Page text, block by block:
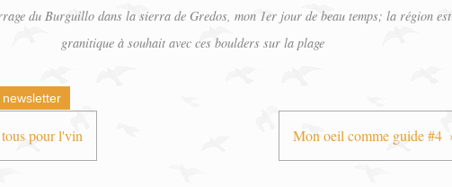
du Burguillo dans la sierra de Gredos, mon 1er jour de beau temps; la région est
granitique à souhait avec ces boulders sur la plage
pour l'vin Mon oeil comme guide #4